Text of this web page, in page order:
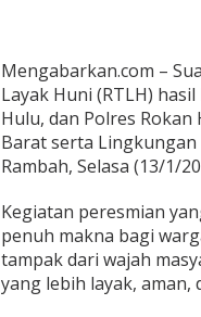
di
Hulu
Mengabarkan.com –
Layak Huni (RTLH)
Hulu, dan Polres
Barat serta Lingkungan
Rambah, Selasa (13/1/
Kegiatan peresmian
penuh makna bagi
tampak dari wajah
yang lebih layak, aman,